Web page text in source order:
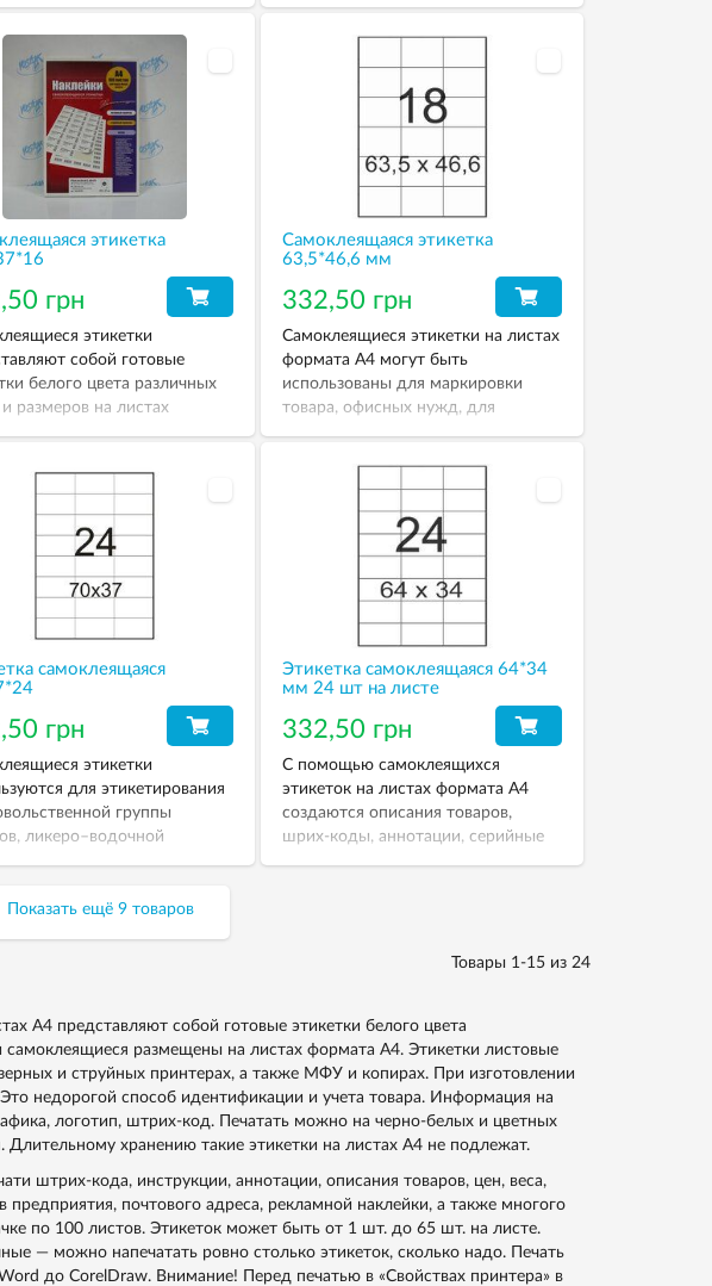
любой дополнительной
«наружной» маркировки (например
дискеты, папки, ценники и т.д.).
Печатать этикетки можно на
также копировальных аппаратах.
этикетка
грн
этикетки
собой готовые
белого цвета различных
размеров на листах
на струйных, лазерных
Самоклеящаяся этикетка
63,5*46,6 мм
332,50 грн
Самоклеящиеся этикетки на листах
формата А4 могут быть
использованы для маркировки
товара, офисных нужд, для
самоклеящаяся
грн
этикетки
для этикетирования
группы
ликеро–водочной
бытовой химии, тары и
Этикетка самоклеящаяся 64*34
мм 24 шт на листе
332,50 грн
С помощью самоклеящихся
этикеток на листах формата А4
создаются описания товаров,
шрих-коды, аннотации, серийные
Показать ещё9 товаров
Товары 1-15 из 24
А4 представляют собой готовые этикетки белого цвета
размещены на листах формата А4. Этикетки листовые
и струйных принтерах, а также МФУ и копирах. При изготовлении
Это недорогой способ идентификации и учета товара. Информация на
логотип, штрих-код. Печатать можно на черно-белых и цветных
хранению такие этикетки на листах А4 не подлежат.
штрих-кода, инструкции, аннотации, описания товаров, цен, веса,
предприятия, почтового адреса, рекламной наклейки, а также многого
по 100 листов. Этикеток может быть от 1 шт. до 65 шт. на листе.
— можно напечатать ровно столько этикеток, сколько надо. Печать
до CorelDraw. Внимание! Перед печатью в «Свойствах принтера» в